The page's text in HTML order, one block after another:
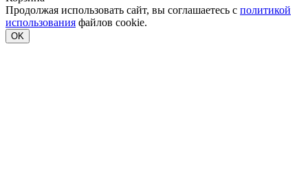
Продолжая использовать сайт, вы соглашаетесь с политикой
использования файлов cookie.
OK